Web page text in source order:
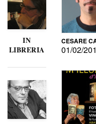
IN
LIBRERIA
CESARE
01/02/